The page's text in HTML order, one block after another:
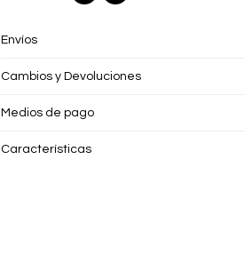
Envíos
Cambios y Devoluciones
Medios de pago
Características